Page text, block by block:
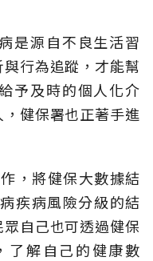
是源自不良生活習
行為追蹤，才能幫
予及時的個人化介
健保署也正著手進
，將健保大數據結
疾病風險分級的結
自己也可透過健保
了解自己的健康數